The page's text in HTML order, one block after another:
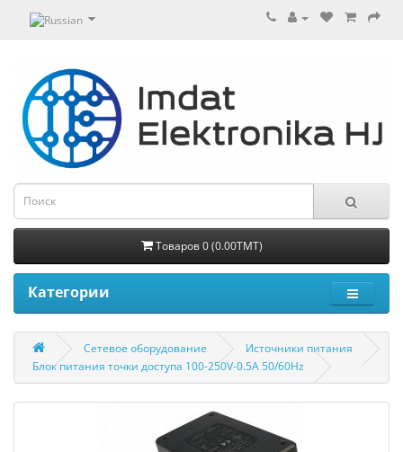
Товаров 0 (0.00TMT)
Категории
Сетевое оборудование
Источники питания
Блок питания точки доступа 100-250V-0.5A 50/60Hz